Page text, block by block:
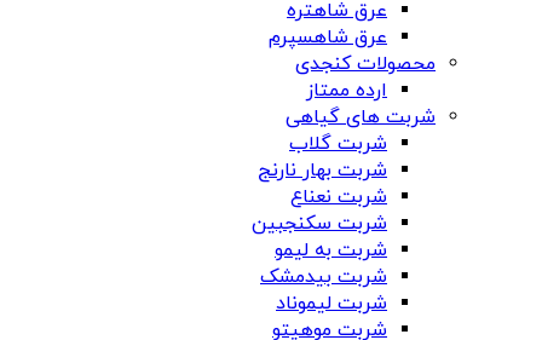
عرق شاهتره
عرق شاهسپرم
محصولات کنجدی
ارده ممتاز
شربت های گیاهی
شربت گلاب
شربت بهار نارنج
شربت نعناع
شربت سکنجبین
شربت به لیمو
شربت بیدمشک
شربت لیموناد
شربت موهیتو